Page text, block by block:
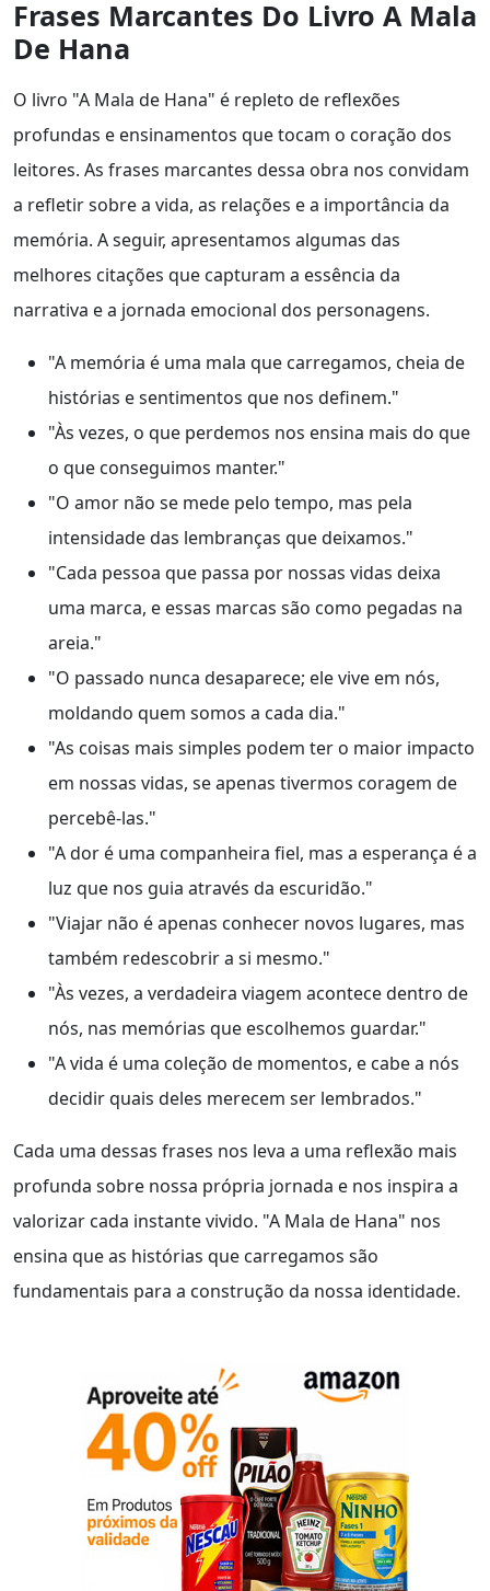
Frases Marcantes Do Livro A Mala
De Hana
O livro "A Mala de Hana" é repleto de reflexões
profundas e ensinamentos que tocam o coração dos
leitores. As frases marcantes dessa obra nos convidam
a refletir sobre a vida, as relações e a importância da
memória. A seguir, apresentamos algumas das
melhores citações que capturam a essência da
narrativa e a jornada emocional dos personagens.
"A memória é uma mala que carregamos, cheia de
histórias e sentimentos que nos definem."
"Às vezes, o que perdemos nos ensina mais do que
o que conseguimos manter."
"O amor não se mede pelo tempo, mas pela
intensidade das lembranças que deixamos."
"Cada pessoa que passa por nossas vidas deixa
uma marca, e essas marcas são como pegadas na
areia."
"O passado nunca desaparece; ele vive em nós,
moldando quem somos a cada dia."
"As coisas mais simples podem ter o maior impacto
em nossas vidas, se apenas tivermos coragem de
percebê-las."
"A dor é uma companheira fiel, mas a esperança é a
luz que nos guia através da escuridão."
"Viajar não é apenas conhecer novos lugares, mas
também redescobrir a si mesmo."
"Às vezes, a verdadeira viagem acontece dentro de
nós, nas memórias que escolhemos guardar."
"A vida é uma coleção de momentos, e cabe a nós
decidir quais deles merecem ser lembrados."
Cada uma dessas frases nos leva a uma reflexão mais
profunda sobre nossa própria jornada e nos inspira a
valorizar cada instante vivido. "A Mala de Hana" nos
ensina que as histórias que carregamos são
fundamentais para a construção da nossa identidade.